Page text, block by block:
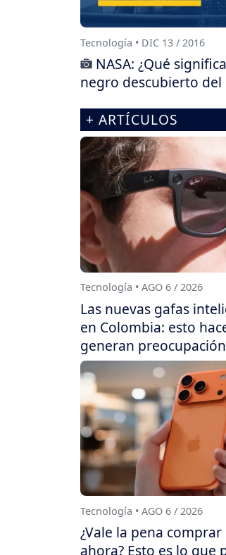
Tecnología • DIC 13 / 2016
NASA: ¿Qué
negro descubierto del
+ ARTÍCULOS
Tecnología • AGO 6 / 2026
Las nuevas gafas
en Colombia: esto
generan preocupación
Tecnología • AGO 6 / 2026
¿Vale la pena
ahora? Esto es lo que